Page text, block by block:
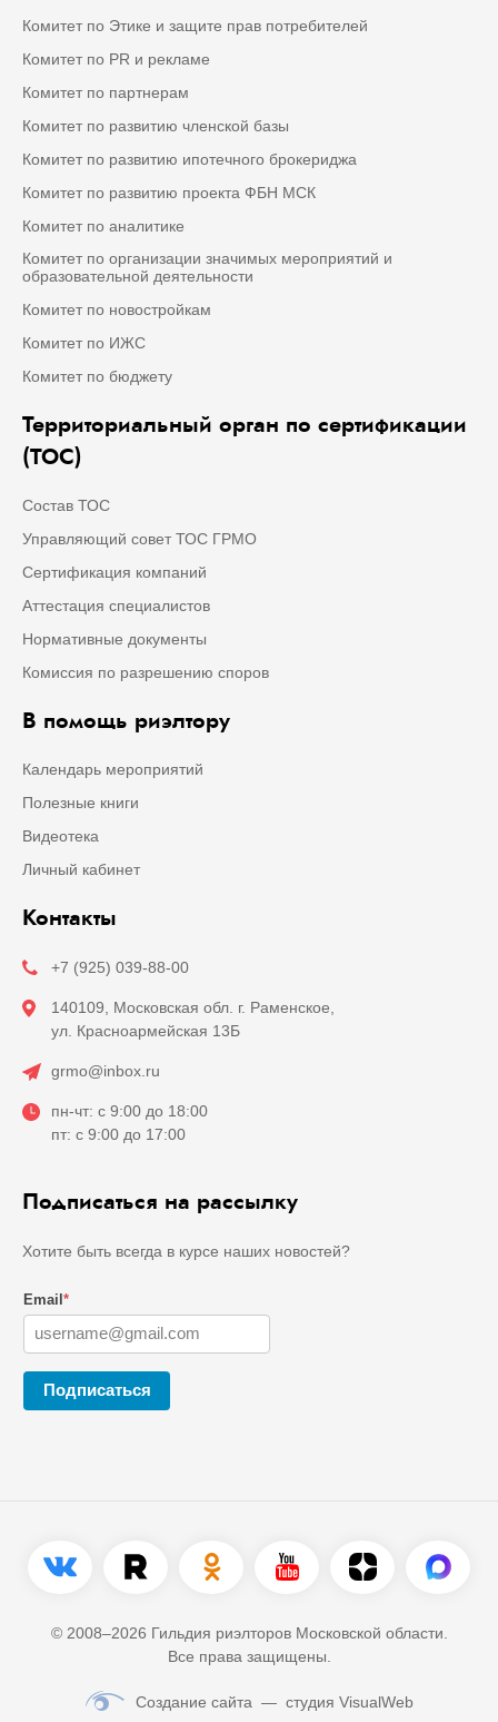
Комитет по Этике и защите прав потребителей
Комитет по PR и рекламе
Комитет по партнерам
Комитет по развитию членской базы
Комитет по развитию ипотечного брокериджа
Комитет по развитию проекта ФБН МСК
Комитет по аналитике
Комитет по организации значимых мероприятий и
образовательной деятельности
Комитет по новостройкам
Комитет по ИЖС
Комитет по бюджету
Территориальный орган по сертификации
(ТОС)
Состав ТОС
Управляющий совет ТОС ГРМО
Сертификация компаний
Аттестация специалистов
Нормативные документы
Комиссия по разрешению споров
В помощь риэлтору
Календарь мероприятий
Полезные книги
Видеотека
Личный кабинет
Контакты
+7 (925) 039-88-00
140109, Московская обл. г. Раменское,
ул. Красноармейская 13Б
grmo@inbox.ru
пн-чт: с 9:00 до 18:00
пт: с 9:00 до 17:00
Подписаться на рассылку
Хотите быть всегда в курсе наших новостей?
Email *
Подписаться
© 2008–2026 Гильдия риэлторов Московской области.
Все права защищены.
Создание сайта — студия VisualWeb